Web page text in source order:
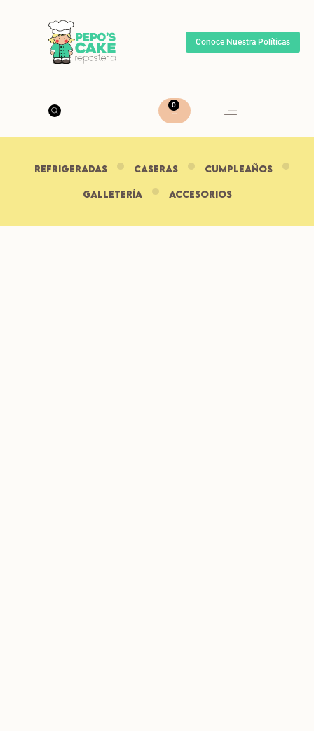
Conoce Nuestra Políticas
0
REFRIGERADAS CASERAS CUMPLEAÑOS
Galletería ACCESORIOS